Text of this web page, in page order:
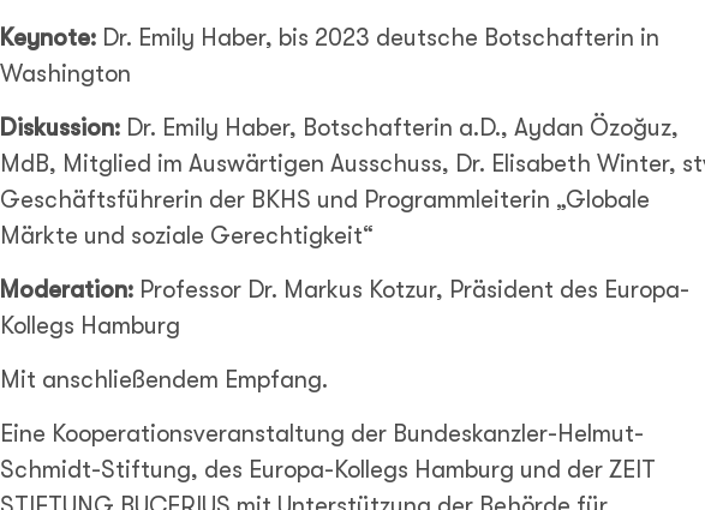
Keynote: Dr. Emily Haber, bis 2023 deutsche Botschafterin in
Washington
Diskussion: Dr. Emily Haber, Botschafterin a.D., Aydan Özoğuz,
MdB, Mitglied im Auswärtigen Ausschuss, Dr. Elisabeth Winter,
Geschäftsführerin der BKHS und Programmleiterin „Globale
Märkte und soziale Gerechtigkeit“
Moderation: Professor Dr. Markus Kotzur, Präsident des Europa-
Kollegs Hamburg
Mit anschließendem Empfang.
Eine Kooperationsveranstaltung der Bundeskanzler-Helmut-
Schmidt-Stiftung, des Europa-Kollegs Hamburg und der ZEIT